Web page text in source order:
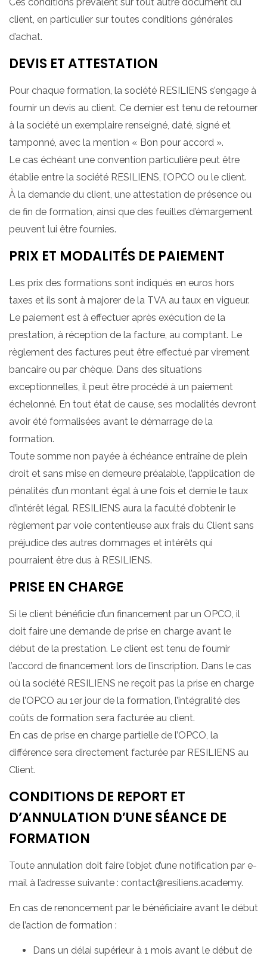
client, en particulier sur toutes conditions générales
d’achat.
DEVIS ET ATTESTATION
Pour chaque formation, la société RESILIENS s’engage à
fournir un devis au client. Ce dernier est tenu de retourner
à la société un exemplaire renseigné, daté, signé et
tamponné, avec la mention « Bon pour accord ».
Le cas échéant une convention particulière peut être
établie entre la société RESILIENS, l’OPCO ou le client.
À la demande du client, une attestation de présence ou
de fin de formation, ainsi que des feuilles d’émargement
peuvent lui être fournies.
PRIX ET MODALITÉS DE PAIEMENT
Les prix des formations sont indiqués en euros hors
taxes et ils sont à majorer de la TVA au taux en vigueur.
Le paiement est à effectuer après exécution de la
prestation, à réception de la facture, au comptant. Le
règlement des factures peut être effectué par virement
bancaire ou par chèque. Dans des situations
exceptionnelles, il peut être procédé à un paiement
échelonné. En tout état de cause, ses modalités devront
avoir été formalisées avant le démarrage de la
formation.
Toute somme non payée à échéance entraîne de plein
droit et sans mise en demeure préalable, l’application de
pénalités d’un montant égal à une fois et demie le taux
d’intérêt légal. RESILIENS aura la faculté d’obtenir le
règlement par voie contentieuse aux frais du Client sans
préjudice des autres dommages et intérêts qui
pourraient être dus à RESILIENS.
PRISE EN CHARGE
Si le client bénéficie d’un financement par un OPCO, il
doit faire une demande de prise en charge avant le
début de la prestation. Le client est tenu de fournir
l’accord de financement lors de l’inscription. Dans le cas
où la société RESILIENS ne reçoit pas la prise en charge
de l’OPCO au 1er jour de la formation, l’intégralité des
coûts de formation sera facturée au client.
En cas de prise en charge partielle de l’OPCO, la
différence sera directement facturée par RESILIENS au
Client.
CONDITIONS DE REPORT ET
D’ANNULATION D’UNE SÉANCE DE
FORMATION
Toute annulation doit faire l’objet d’une notification par e-
mail à l’adresse suivante : contact@resiliens.academy.
En cas de renoncement par le bénéficiaire avant le début
de l’action de formation :
Dans un délai supérieur à 1 mois avant le début de